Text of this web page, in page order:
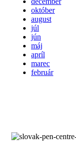
október
august
júl
jún
máj
apríl
marec
február